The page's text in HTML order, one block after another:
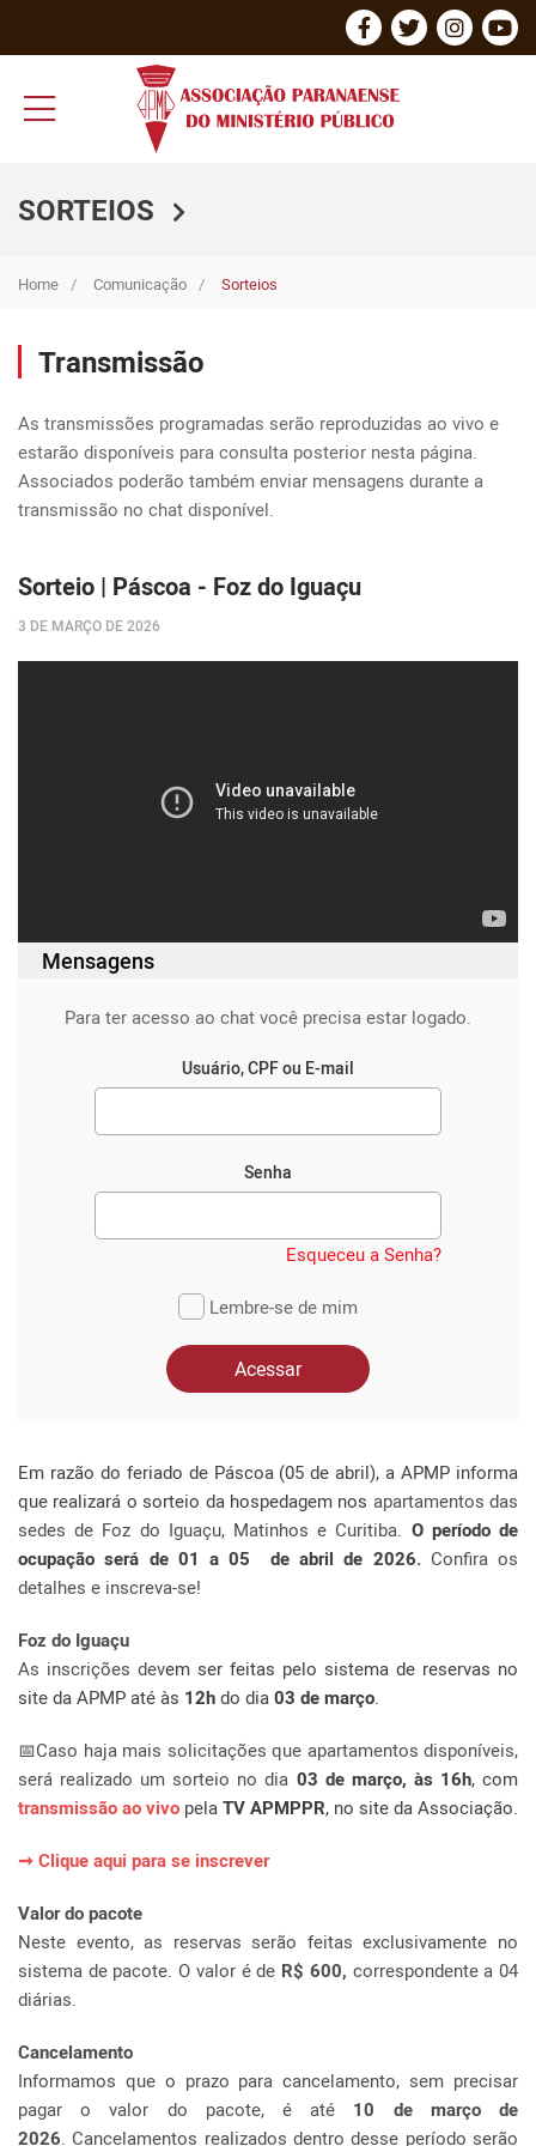
SORTEIOS
Home Comunicação Sorteios
Transmissão
As transmissões programadas serão reproduzidas ao vivo e
estarão disponíveis para consulta posterior nesta página.
Associados poderão também enviar mensagens durante a
transmissão no chat disponível.
Sorteio | Páscoa - Foz do Iguaçu
3 DE MARÇO DE 2026
Mensagens
Para ter acesso ao chat você precisa estar logado.
Usuário, CPF ou E-mail
Senha
Esqueceu a Senha?
Lembre-se de mim
Acessar
Em razão do feriado de Páscoa (05 de abril), a APMP informa
que realizará o sorteio da hospedagem nos apartamentos das
sedes de Foz do Iguaçu, Matinhos e Curitiba. O período de
ocupação será de 01 a 05 de abril de 2026. Confira os
detalhes e inscreva-se!
Foz do Iguaçu
As inscrições devem ser feitas pelo sistema de reservas no
site da APMP até às 12h do dia 03 de março.
📅Caso haja mais solicitações que apartamentos disponíveis,
será realizado um sorteio no dia 03 de março, às 16h, com
transmissão ao vivo pela TV APMPPR, no site da Associação.
➞ Clique aqui para se inscrever
Valor do pacote
Neste evento, as reservas serão feitas exclusivamente no
sistema de pacote. O valor é de R$ 600, correspondente a 04
diárias.
Cancelamento
Informamos que o prazo para cancelamento, sem precisar
pagar o valor do pacote, é até 10 de março de
2026. Cancelamentos realizados dentro desse período serão